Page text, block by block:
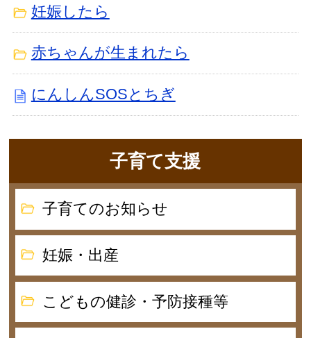
妊娠したら
赤ちゃんが生まれたら
にんしんSOSとちぎ
子育て支援
子育てのお知らせ
妊娠・出産
こどもの健診・予防接種等